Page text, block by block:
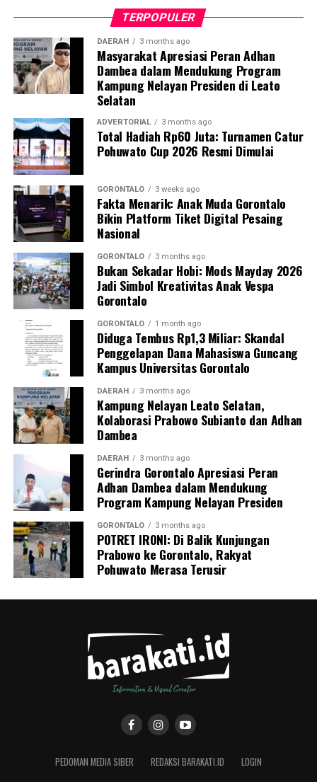
sesuai ketentuan yang berlaku. Komitmen kami jelas,
penegakan hukum terhadap PETI dilakukan secara
berkelanjutan,” tegas IPTU Renly.
Saat ini seluruh barang bukti beserta kedua terduga
pelaku telah digelandang ke Mapolres Pohuwato guna
menjalani pemeriksaan intensif. Penyidik Satreskrim
masih melengkapi administrasi penyidikan (mindik) dan
menginterogasi sejumlah saksi untuk membongkar
jaringan penambangan ilegal tersebut secara
menyeluruh.
“Kami mengapresiasi keberanian warga yang
melaporkan aktivitas ilegal ini. Partisipasi aktif
masyarakat sangat krusial dalam menjaga kondusivitas
keamanan serta kelestarian ekosistem lingkungan di
Kabupaten Pohuwato,” tambah IPTU Renly.
Polres Pohuwato mengimbau seluruh elemen
masyarakat agar tidak tergiur terlibat dalam aktivitas
pertambangan ilegal dan segera melapor ke pihak
berwajib apabila menemukan indikasi kegiatan PETI di
wilayahnya.
TERPOPULER
DAERAH 3 months ago
Masyarakat Apresiasi Peran Adhan
Dambea dalam Mendukung Program
Kampung Nelayan Presiden di Leato
Selatan
ADVERTORIAL 3 months ago
Total Hadiah Rp60 Juta: Turnamen Catur
Pohuwato Cup 2026 Resmi Dimulai
GORONTALO 3 weeks ago
Fakta Menarik: Anak Muda Gorontalo
Bikin Platform Tiket Digital Pesaing
Nasional
GORONTALO 3 months ago
Bukan Sekadar Hobi: Mods Mayday 2026
Jadi Simbol Kreativitas Anak Vespa
Gorontalo
GORONTALO 1 month ago
Diduga Tembus Rp1,3 Miliar: Skandal
Penggelapan Dana Mahasiswa Guncang
Kampus Universitas Gorontalo
DAERAH 3 months ago
Kampung Nelayan Leato Selatan,
Kolaborasi Prabowo Subianto dan Adhan
Dambea
DAERAH 3 months ago
Gerindra Gorontalo Apresiasi Peran
Adhan Dambea dalam Mendukung
Program Kampung Nelayan Presiden
GORONTALO 3 months ago
POTRET IRONI: Di Balik Kunjungan
Prabowo ke Gorontalo, Rakyat
Pohuwato Merasa Terusir
PEDOMAN MEDIA SIBER REDAKSI BARAKATI.ID LOGIN